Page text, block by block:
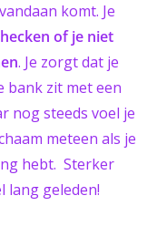
komt. Je
of je niet
. Je zorgt dat je
bank zit met een
nog steeds voel je
meteen als je
hebt. Sterker
lang geleden!